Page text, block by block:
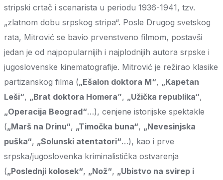
stripski crtač i scenarista u periodu 1936-1941, tzv.
„zlatnom dobu srpskog stripa“. Posle Drugog svetskog
rata, Mitrović se bavio prvenstveno filmom, postavši
jedan je od najpopularnijih i najplodnijih autora srpske i
jugoslovenske kinematografije. Mitrović je režirao klasike
partizanskog filma („Ešalon doktora M“, „Kapetan
Leši“, „Brat doktora Homera”, „Užička republika“,
„Operacija Beograd“…), cenjene istorijske spektakle
(„Marš na Drinu“, „Timočka buna“, „Nevesinjska
puška“, „Solunski atentatori“…), kao i prve
srpska/jugoslovenka kriminalistička ostvarenja
(„Poslednji kolosek“, „Nož“, „Ubistvo na svirep i